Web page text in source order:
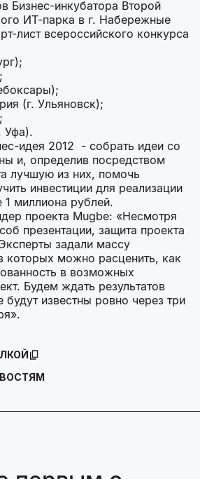
Бизнес-инкубатора Второй
ИТ-парка в г. Набережные
лист всероссийского конкурса
(г. Ульяновск);
Уфа).
идея 2012 - собрать идеи со
и, определив посредством
лучшую из них, помочь
инвестиции для реализации
1 миллиона рублей.
проекта Mugbe: «Несмотря
презентации, защита проекта
задали массу
которых можно расценить, как
в возможных
Будем ждать результатов
будут известны ровно через три